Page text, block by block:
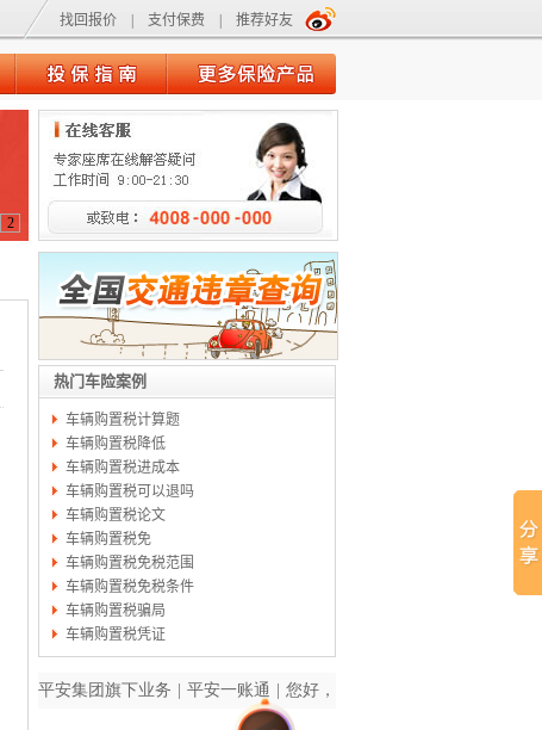
找回报价 支付保费 推荐好友
热门车险案例
车辆购置税计算题
车辆购置税降低
车辆购置税进成本
车辆购置税可以退吗
车辆购置税论文
车辆购置税免
车辆购置税免税范围
车辆购置税免税条件
车辆购置税骗局
车辆购置税凭证
2